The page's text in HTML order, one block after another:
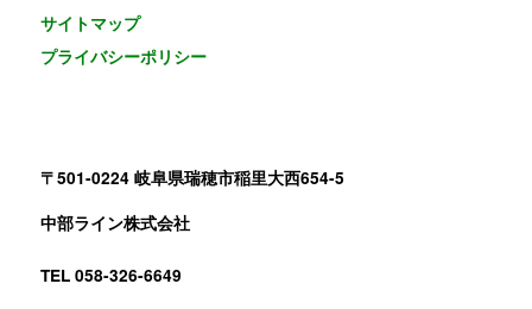
サイトマップ
プライバシーポリシー
〒501-0224 岐阜県瑞穂市稲里大西654-5
中部ライン株式会社
TEL 058-326-6649